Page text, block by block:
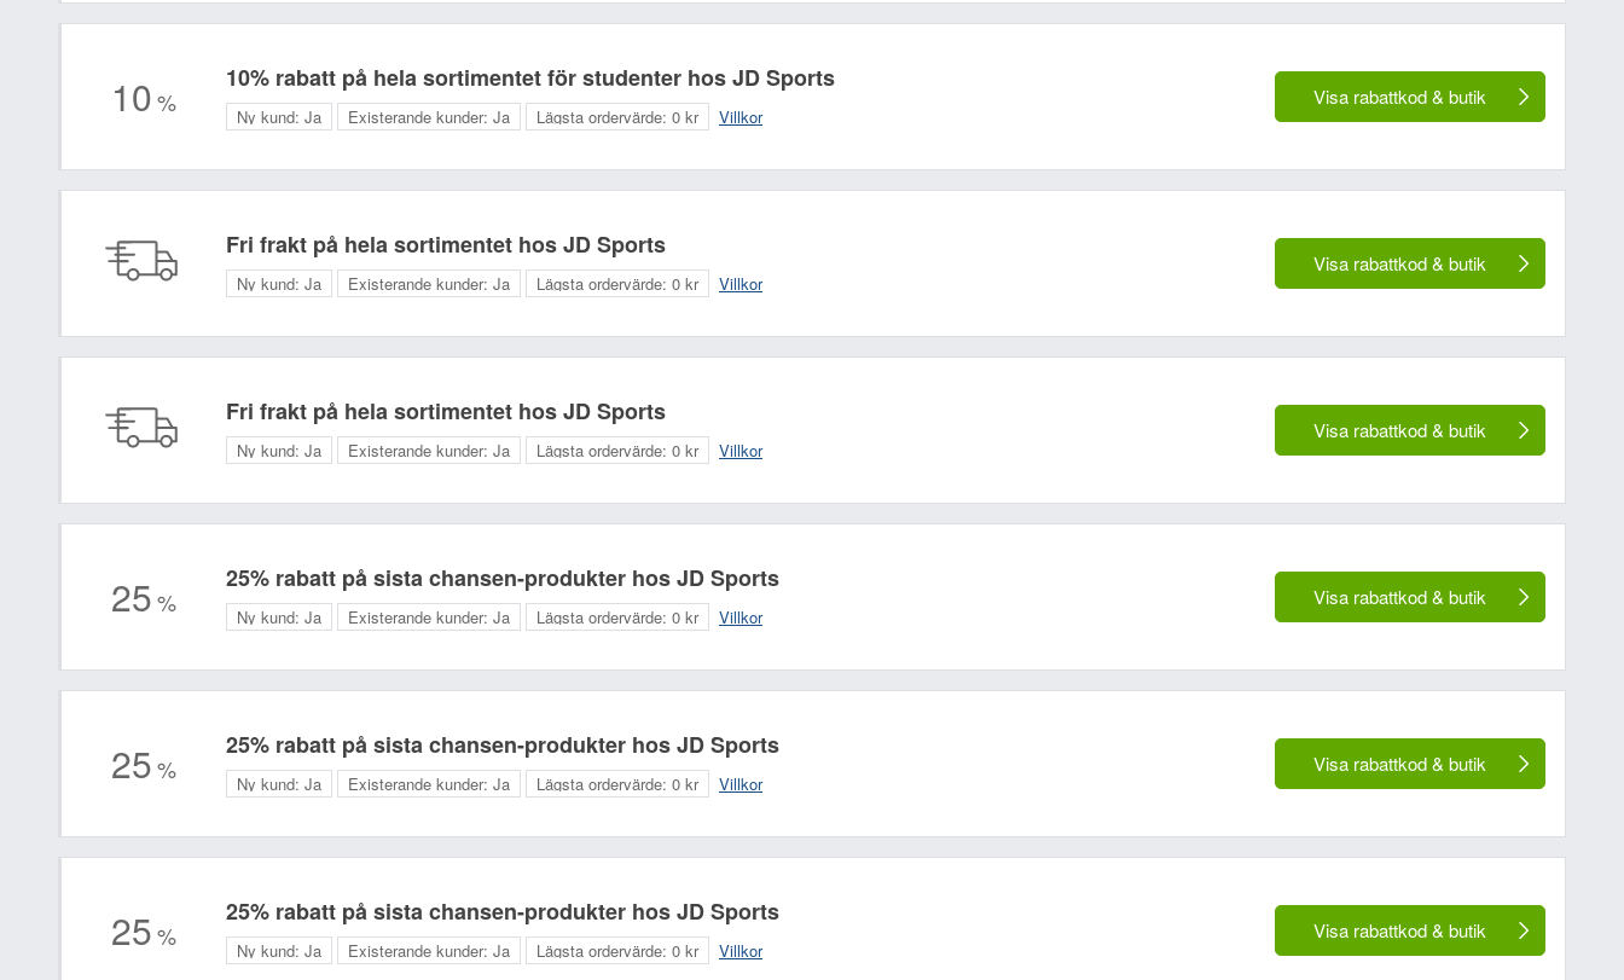
10%
10% rabatt på hela sortimentet för studenter hos JD Sports
Visa rabattkod & butik
Ny kund: Ja Existerande kunder: Ja Lägsta ordervärde: 0 kr Villkor
Fri frakt på hela sortimentet hos JD Sports
Visa rabattkod & butik
Ny kund: Ja Existerande kunder: Ja Lägsta ordervärde: 0 kr Villkor
Fri frakt på hela sortimentet hos JD Sports
Visa rabattkod & butik
Ny kund: Ja Existerande kunder: Ja Lägsta ordervärde: 0 kr Villkor
25%
25% rabatt på sista chansen-produkter hos JD Sports
Visa rabattkod & butik
Ny kund: Ja Existerande kunder: Ja Lägsta ordervärde: 0 kr Villkor
25%
25% rabatt på sista chansen-produkter hos JD Sports
Visa rabattkod & butik
Ny kund: Ja Existerande kunder: Ja Lägsta ordervärde: 0 kr Villkor
25%
25% rabatt på sista chansen-produkter hos JD Sports
Visa rabattkod & butik
Ny kund: Ja Existerande kunder: Ja Lägsta ordervärde: 0 kr Villkor